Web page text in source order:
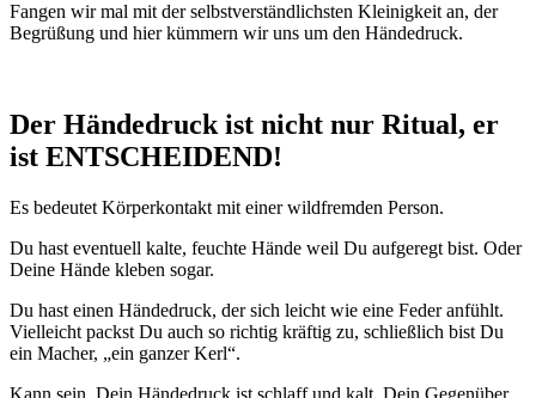
Fangen wir mal mit der selbstverständlichsten Kleinigkeit an, der
Begrüßung und hier kümmern wir uns um den Händedruck.
Der Händedruck ist nicht nur Ritual, er
ist ENTSCHEIDEND!
Es bedeutet Körperkontakt mit einer wildfremden Person.
Du hast eventuell kalte, feuchte Hände weil Du aufgeregt bist. Oder
Deine Hände kleben sogar.
Du hast einen Händedruck, der sich leicht wie eine Feder anfühlt.
Vielleicht packst Du auch so richtig kräftig zu, schließlich bist Du
ein Macher, „ein ganzer Kerl“.